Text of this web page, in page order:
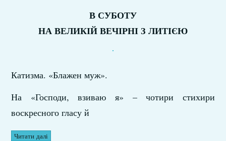
В СУБОТУ
НА ВЕЛИКІЙ ВЕЧІРНІ З ЛИТІЄЮ
Катизма. «Блажен муж».
На «Господи, взиваю я» – чотири стихири
воскресного гласу й
Читати далі